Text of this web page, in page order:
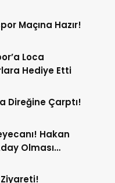
Maçına Hazır!
Loca
Hediye Etti
Direğine Çarptı!
Hakan
Olması
Ziyareti!